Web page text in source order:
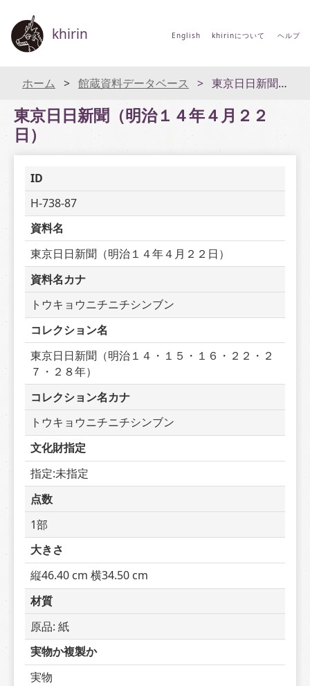
khirin English khirinについて ヘルプ
ホーム 館蔵資料データベース 東京日日新聞（明治１４年４月２２日）
東京日日新聞（明治１４年４月２２
日）
ID
H-738-87
資料名
東京日日新聞（明治１４年４月２２日）
資料名カナ
トウキョウニチニチシンブン
コレクション名
東京日日新聞（明治１４・１５・１６・２２・２
７・２８年）
コレクション名カナ
トウキョウニチニチシンブン
文化財指定
指定:未指定
点数
1部
大きさ
縦46.40 cm 横34.50 cm
材質
原品: 紙
実物か複製か
実物